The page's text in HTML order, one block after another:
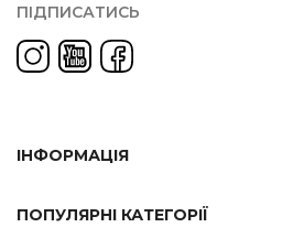
ПІДПИСАТИСЬ
ІНФОРМАЦІЯ
ПОПУЛЯРНІ КАТЕГОРІЇ